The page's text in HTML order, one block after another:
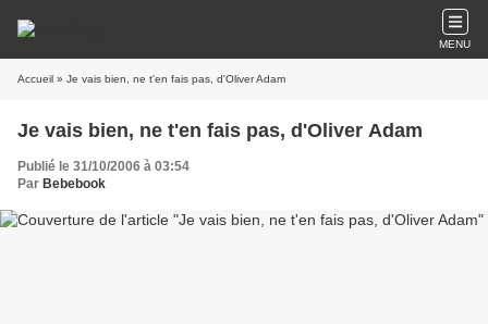
MENU
Accueil » Je vais bien, ne t'en fais pas, d'Oliver Adam
Je vais bien, ne t'en fais pas, d'Oliver Adam
Publié le 31/10/2006 à 03:54
Par Bebebook